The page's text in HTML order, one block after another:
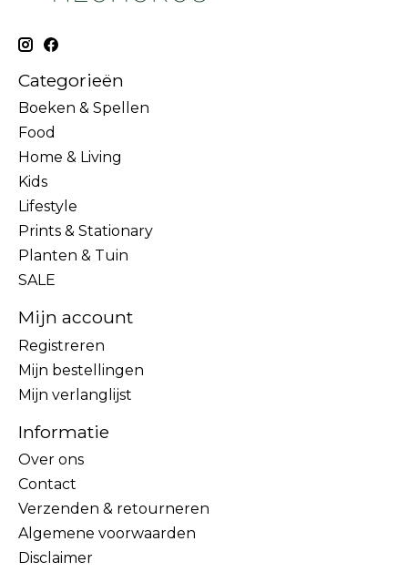
Categorieën
Boeken & Spellen
Food
Home & Living
Kids
Lifestyle
Prints & Stationary
Planten & Tuin
SALE
Mijn account
Registreren
Mijn bestellingen
Mijn verlanglijst
Informatie
Over ons
Contact
Verzenden & retourneren
Algemene voorwaarden
Disclaimer